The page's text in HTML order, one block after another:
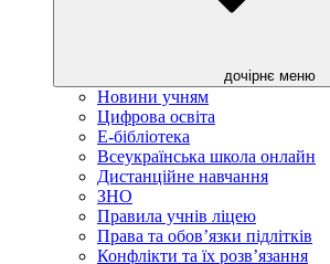
дочірнє меню
Новини учням
Цифрова освіта
E-бібліотека
Всеукраїнська школа онлайн
Дистанційне навчання
ЗНО
Правила учнів ліцею
Права та обов’язки підлітків
Конфлікти та їх розв’язання